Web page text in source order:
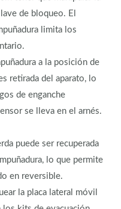
de bloqueo. El
limita los
a la posición de
retirada del aparato, lo
de enganche
se lleva en el arnés.
puede ser recuperada
lo que permite
en reversible.
la placa lateral móvil